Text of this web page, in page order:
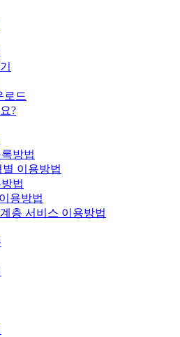
로드
?
방법
별 이용방법
법
용방법
층 서비스 이용방법